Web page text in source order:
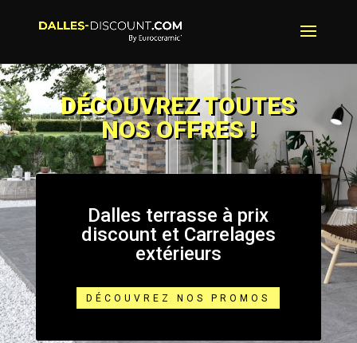
DÉCOUVREZ TOUTES
NOS OFFRES !
Dalles terrasse à prix
discount et Carrelages
extérieurs
DÉCOUVREZ NOS PROMOS